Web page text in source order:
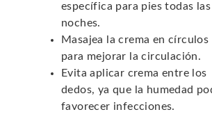
específica para pies todas las
noches.
Masajea la crema en círculos
para mejorar la circulación.
Evita aplicar crema entre los
dedos, ya que la humedad
favorecer infecciones.